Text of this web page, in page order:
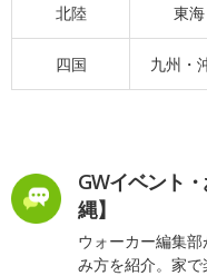
北陸 東海
四国 九州・
GWイベント
縄】
ウォーカー編集
み方を紹介。家で